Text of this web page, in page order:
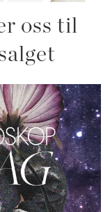
oss til